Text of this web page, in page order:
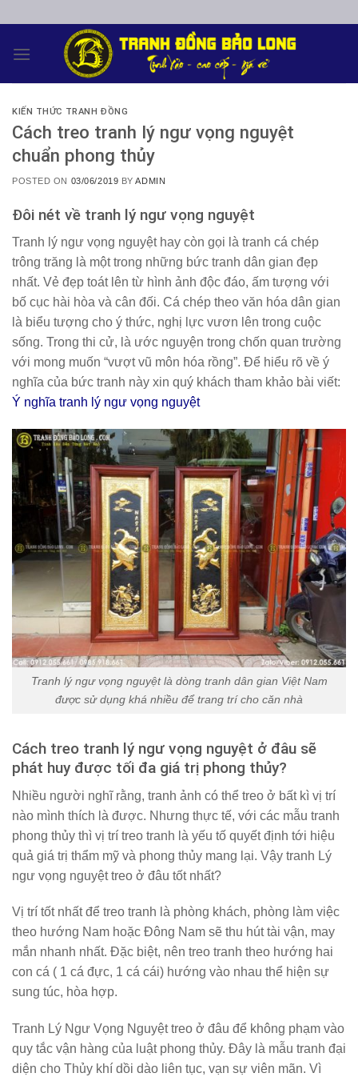
content
KIẾN THỨC TRANH ĐỒNG
Cách treo tranh lý ngư vọng nguyệt
chuẩn phong thủy
POSTED ON 03/06/2019 BYADMIN
Đôi nét về tranh lý ngư vọng nguyệt
Tranh lý ngư vọng nguyệthay còn gọi là tranh cá chép
trông trăng là một trong những bức tranh dân gian đẹp
nhất. Vẻ đẹp toát lên từ hình ảnh độc đáo, ấm tượng với
bố cục hài hòa và cân đối. Cá chép theo văn hóa dân gian
là biểu tượng cho ý thức, nghị lực vươn lên trong cuộc
sống. Trong thi cử, là ước nguyện trong chốn quan trường
với mong muốn “vượt vũ môn hóa rồng”. Để hiểu rõ về ý
nghĩa của bức tranh này xin quý khách tham khảo bài viết:
Ý nghĩa tranh lý ngư vọng nguyệt
Tranh lý ngư vọng nguyệt là dòng tranh dân gian Việt Nam
được sử dụng khá nhiều để trang trí cho căn nhà
Cách treo tranh lý ngư vọng nguyệt ở đâu sẽ
phát huy được tối đa giá trị phong thủy?
Nhiều người nghĩ rằng, tranh ảnh có thể treo ở bất kì vị trí
nào mình thích là được. Nhưng thực tế, với các mẫu tranh
phong thủy thì vị trí treo tranh là yếu tố quyết định tới hiệu
quả giá trị thẩm mỹ và phong thủy mang lại. Vậy tranh Lý
ngư vọng nguyệt treo ở đâu tốt nhất?
Vị trí tốt nhất để treo tranh là phòng khách, phòng làm việc
theo hướng Nam hoặc Đông Nam sẽ thu hút tài vận, may
mắn nhanh nhất. Đặc biệt, nên treo tranh theo hướng hai
con cá ( 1 cá đực, 1 cá cái) hướng vào nhau thể hiện sự
sung túc, hòa hợp.
Tranh Lý Ngư Vọng Nguyệt treo ở đâu để không phạm vào
quy tắc vận hàng của luật phong thủy. Đây là mẫu tranh đại
diện cho Thủy khí dồi dào liên tục, vạn sự viên mãn. Vì